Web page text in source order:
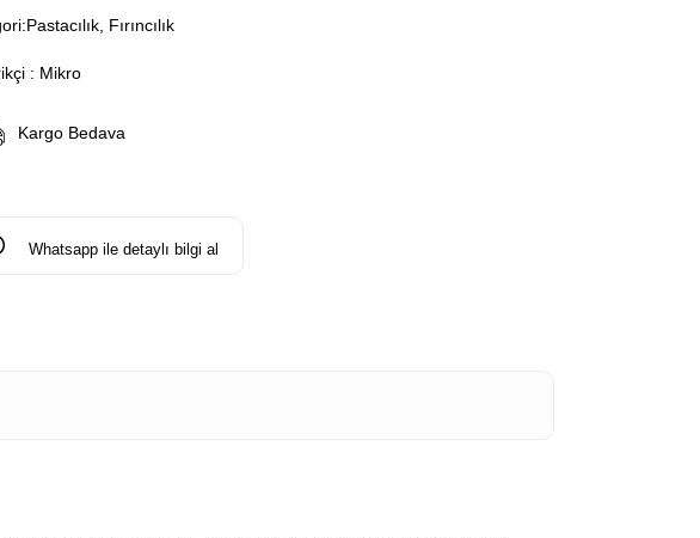
Pastacılık, Fırıncılık
: Mikro
Kargo Bedava
Whatsapp ile detaylı bilgi al